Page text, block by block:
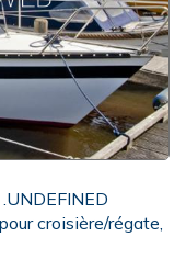
croisière/régate,